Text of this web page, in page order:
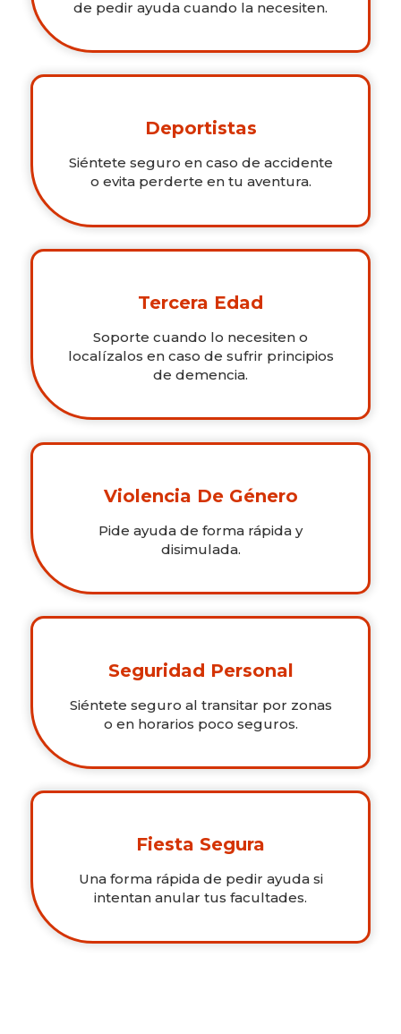
de pedir ayuda cuando la necesiten.
Deportistas
Siéntete seguro en caso de accidente
o evita perderte en tu aventura.
Tercera Edad
Soporte cuando lo necesiten o
localízalos en caso de sufrir principios
de demencia.
Violencia De Género
Pide ayuda de forma rápida y
disimulada.
Seguridad Personal
Siéntete seguro al transitar por zonas
o en horarios poco seguros.
Fiesta Segura
Una forma rápida de pedir ayuda si
intentan anular tus facultades.